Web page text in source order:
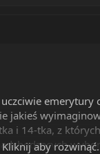
prezes PiS
emerytury
jakieś
i 14-tka, z
Kliknij aby